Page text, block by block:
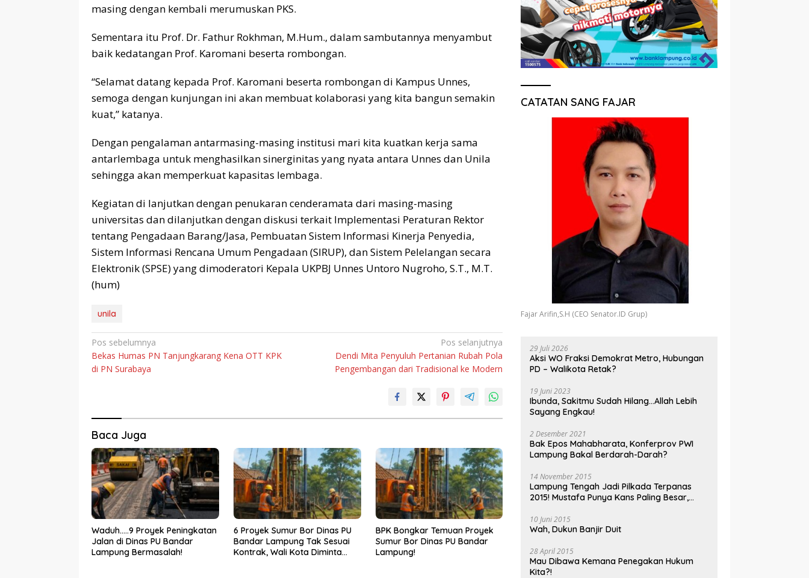
masing dengan kembali merumuskan PKS.
Sementara itu Prof. Dr. Fathur Rokhman, M.Hum., dalam sambutannya menyambut
baik kedatangan Prof. Karomani beserta rombongan.
“Selamat datang kepada Prof. Karomani beserta rombongan di Kampus Unnes,
semoga dengan kunjungan ini akan membuat kolaborasi yang kita bangun semakin
kuat,” katanya.
Dengan pengalaman antarmasing-masing institusi mari kita kuatkan kerja sama
antarlembaga untuk menghasilkan sinerginitas yang nyata antara Unnes dan Unila
sehingga akan memperkuat kapasitas lembaga.
Kegiatan di lanjutkan dengan penukaran cenderamata dari masing-masing
universitas dan dilanjutkan dengan diskusi terkait Implementasi Peraturan Rektor
tentang Pengadaan Barang/Jasa, Pembuatan Sistem Informasi Kinerja Penyedia,
Sistem Informasi Rencana Umum Pengadaan (SIRUP), dan Sistem Pelelangan secara
Elektronik (SPSE) yang dimoderatori Kepala UKPBJ Unnes Untoro Nugroho, S.T., M.T.
(hum)
unila
Navigasi
pos
Pos sebelumnya
Bekas Humas PN Tanjungkarang Kena OTT KPK
di PN Surabaya
Pos selanjutnya
Dendi Mita Penyuluh Pertanian Rubah Pola
Pengembangan dari Tradisional ke Modern
Baca Juga
Waduh…..9 Proyek Peningkatan
Jalan di Dinas PU Bandar
Lampung Bermasalah!
6 Proyek Sumur Bor Dinas PU
Bandar Lampung Tak Sesuai
Kontrak, Wali Kota Diminta
BPK Bongkar Temuan Proyek
Sumur Bor Dinas PU Bandar
Lampung!
CATATAN SANG FAJAR
Fajar Arifin,S.H (CEO Senator.ID Grup)
29 Juli 2026
Aksi WO Fraksi Demokrat Metro, Hubungan
PD – Walikota Retak?
19 Juni 2023
Ibunda, Sakitmu Sudah Hilang…Allah Lebih
Sayang Engkau!
2 Desember 2021
Bak Epos Mahabharata, Konferprov PWI
Lampung Bakal Berdarah-Darah?
14 November 2015
Lampung Tengah Jadi Pilkada Terpanas
2015! Mustafa Punya Kans Paling Besar,
10 Juni 2015
Wah, Dukun Banjir Duit
28 April 2015
Mau Dibawa Kemana Penegakan Hukum
Kita?!